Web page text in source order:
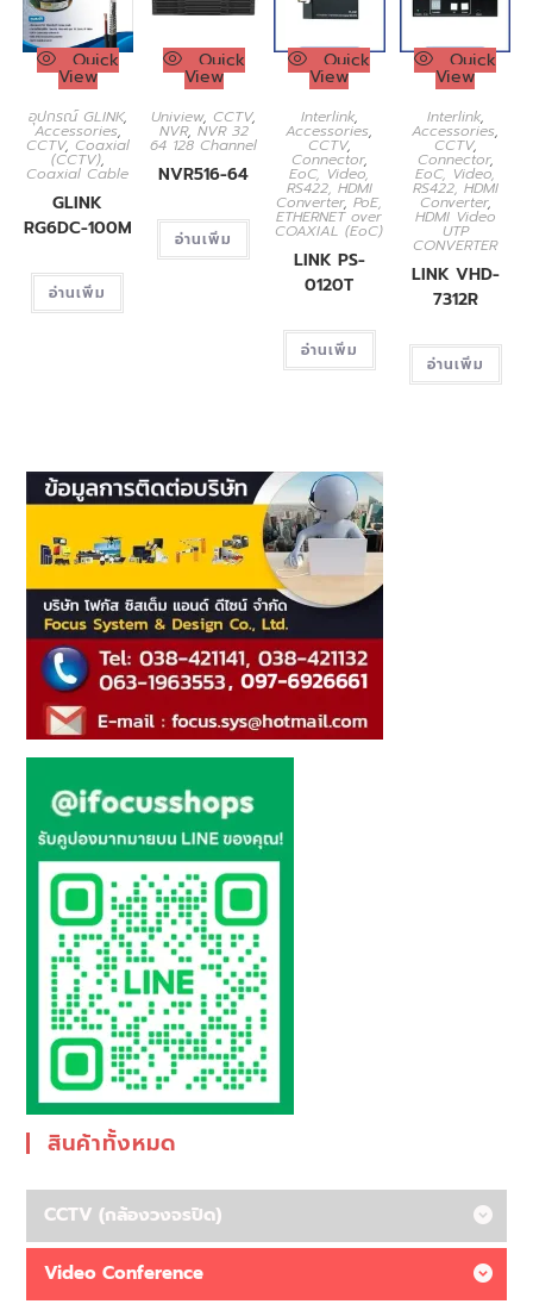
Quick
View
อุปกรณ์ GLINK,
Accessories,
CCTV, Coaxial
(CCTV),
Coaxial Cable
GLINK
RG6DC-100M
อ่านเพิ่ม
Quick
View
Uniview, CCTV,
NVR, NVR 32
64 128 Channel
NVR516-64
อ่านเพิ่ม
Quick
View
Interlink,
Accessories,
CCTV,
Connector,
EoC, Video,
RS422, HDMI
Converter,PoE,
ETHERNET over
COAXIAL (EoC)
LINK PS-
0120T
อ่านเพิ่ม
Quick
View
Interlink,
Accessories,
CCTV,
Connector,
EoC, Video,
RS422, HDMI
Converter,
HDMI Video
UTP
CONVERTER
LINK VHD-
7312R
อ่านเพิ่ม
สินค้าทั้งหมด
CCTV (กล้องวงจรปิด)
Video Conference